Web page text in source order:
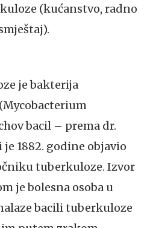
(kućanstvo, radno
je bakterija
bacil – prema dr.
1882. godine objavio
tuberkuloze. Izvor
je bolesna osoba u
bacili tuberkuloze